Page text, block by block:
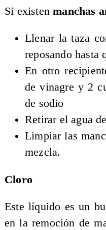
Si existenmanchas
Llenar la taza
reposando hasta
En otro
de vinagre y 2
de sodio
Retirar el agua
Limpiar las
mezcla.
Cloro
Este líquido es un
en la remoción de